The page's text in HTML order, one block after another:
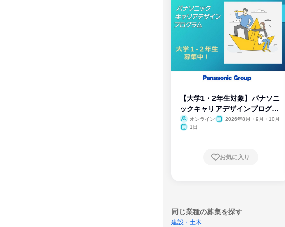
【大学1・2年生対象】パナソニ
ックキャリアデザインプログラ
ム
オンライン
2026年8月・9月・10月
1日
お気に入り
同じ業種の募集を探す
建設・土木